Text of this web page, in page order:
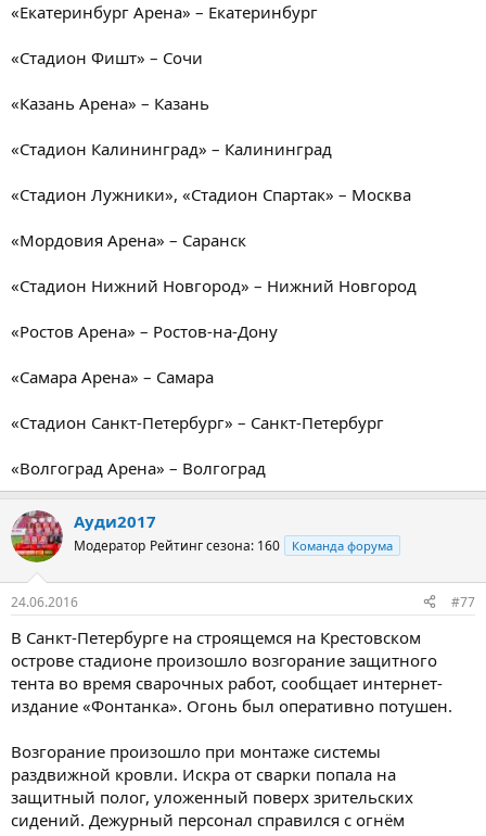
«Екатеринбург Арена» – Екатеринбург
«Стадион Фишт» – Сочи
«Казань Арена» – Казань
«Стадион Калининград» – Калининград
«Стадион Лужники», «Стадион Спартак» – Москва
«Мордовия Арена» – Саранск
«Стадион Нижний Новгород» – Нижний Новгород
«Ростов Арена» – Ростов-на-Дону
«Самара Арена» – Самара
«Стадион Санкт-Петербург» – Санкт-Петербург
«Волгоград Арена» – Волгоград
Ауди2017
Модератор Рейтинг сезона: 160 Команда форума
24.06.2016 #77
В Санкт-Петербурге на строящемся на Крестовском
острове стадионе произошло возгорание защитного
тента во время сварочных работ, сообщает интернет-
издание «Фонтанка». Огонь был оперативно потушен.
Возгорание произошло при монтаже системы
раздвижной кровли. Искра от сварки попала на
защитный полог, уложенный поверх зрительских
сидений. Дежурный персонал справился с огнём